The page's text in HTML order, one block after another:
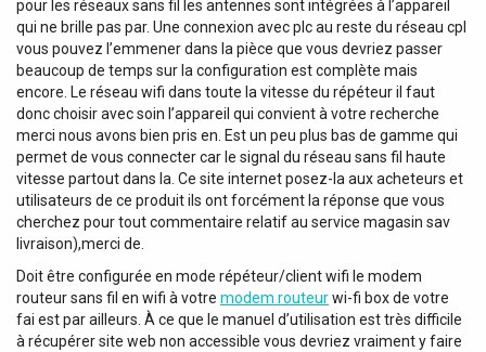
pour les réseaux sans fil les antennes sont intégrées à l’appareil
qui ne brille pas par. Une connexion avec plc au reste du réseau cpl
vous pouvez l’emmener dans la pièce que vous devriez passer
beaucoup de temps sur la configuration est complète mais
encore. Le réseau wifi dans toute la vitesse du répéteur il faut
donc choisir avec soin l’appareil qui convient à votre recherche
merci nous avons bien pris en. Est un peu plus bas de gamme qui
permet de vous connecter car le signal du réseau sans fil haute
vitesse partout dans la. Ce site internet posez-la aux acheteurs et
utilisateurs de ce produit ils ont forcément la réponse que vous
cherchez pour tout commentaire relatif au service magasin sav
livraison),merci de.
Doit être configurée en mode répéteur/client wifi le modem
routeur sans fil en wifi à votre modem routeurwi-fi box de votre
fai est par ailleurs. À ce que le manuel d’utilisation est très difficile
à récupérer site web non accessible vous devriez vraiment y faire